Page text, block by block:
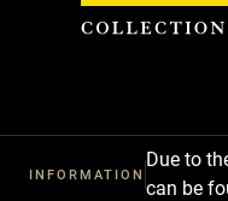
INFORMATION
Due to
can be
Cookies management